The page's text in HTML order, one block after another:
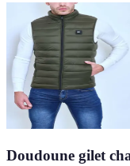
Doudoune gilet